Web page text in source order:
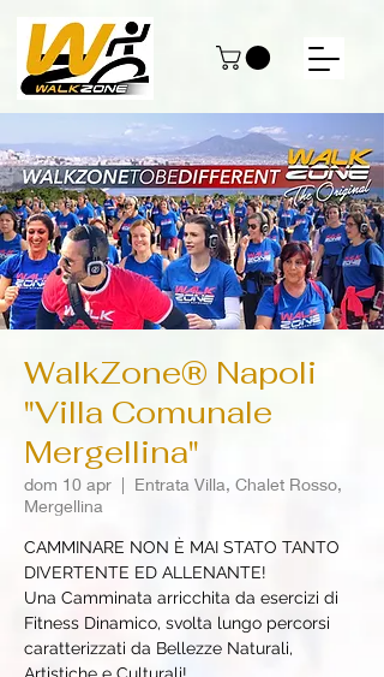
WalkZone® Napoli
"Villa Comunale
Mergellina"
dom 10 apr
  |
Entrata Villa, Chalet Rosso,
Mergellina
CAMMINARE NON È MAI STATO TANTO
DIVERTENTE ED ALLENANTE!
Una Camminata arricchita da esercizi di
Fitness Dinamico, svolta lungo percorsi
caratterizzati da Bellezze Naturali,